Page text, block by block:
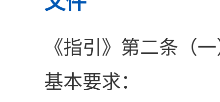
《指引》第二条（
基本要求：